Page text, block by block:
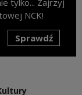
tylko... Zajrzyj
NCK!
Sprawdź